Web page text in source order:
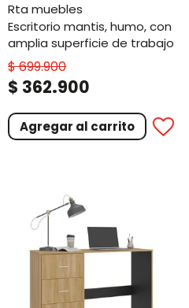
rta muebles
escritorio mantis, humo, con
amplia superficie de trabajo
$699.900
$ 362.900
Agregar al carrito